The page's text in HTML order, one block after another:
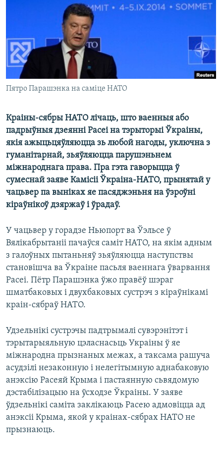
НА ХВАЛЯХ СВАБОДЫ
Пятро Парашэнка на саміце НАТО
Краіны-сябры НАТО лічаць, што ваенныя або
падрыўныя дзеянні Расеі на тэрыторыі Ўкраіны,
якія ажыцьцяўляюцца зь любой нагоды, уключна з
гуманітарнай, зьяўляюцца парушэньнем
міжнароднага права. Пра гэта гаворыцца ў
сумеснай заяве Камісіі Ўкраіна-НАТО, прынятай у
чацьвер па выніках яе пасяджэньня на ўзроўні
кіраўнікоў дзяржаў і ўрадаў.
У чацьвер у горадзе Ньюпорт ва Ўэльсе ў
Вялікабрытаніі пачаўся саміт НАТО, на якім адным
з галоўных пытаньняў зьяўляюцца наступствы
становішча ва Ўкраіне пасьля ваеннага ўварвання
Расеі. Пётр Парашэнка ўжо правёў шэраг
шматбаковых і двухбаковых сустрэч з кіраўнікамі
краін-сябраў НАТО.
Удзельнікі сустрэчы падтрымалі сувэрэнітэт і
тэрытарыяльную цэласнасьць Украіны ў яе
міжнародна прызнаных межах, а таксама рашуча
асудзілі незаконную і нелегітымную аднабаковую
анэксію Расеяй Крыма і пастаянную сьвядомую
дэстабілізацыю на ўсходзе Ўкраіны. У заяве
ўдзельнікі саміта заклікаюць Расею адмовіцца ад
анэксіі Крыма, якой у краінах-сябрах НАТО не
прызнаюць.